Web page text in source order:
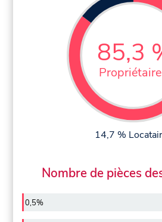
85,3
14,7 %
Nombre de pièces
0,5%